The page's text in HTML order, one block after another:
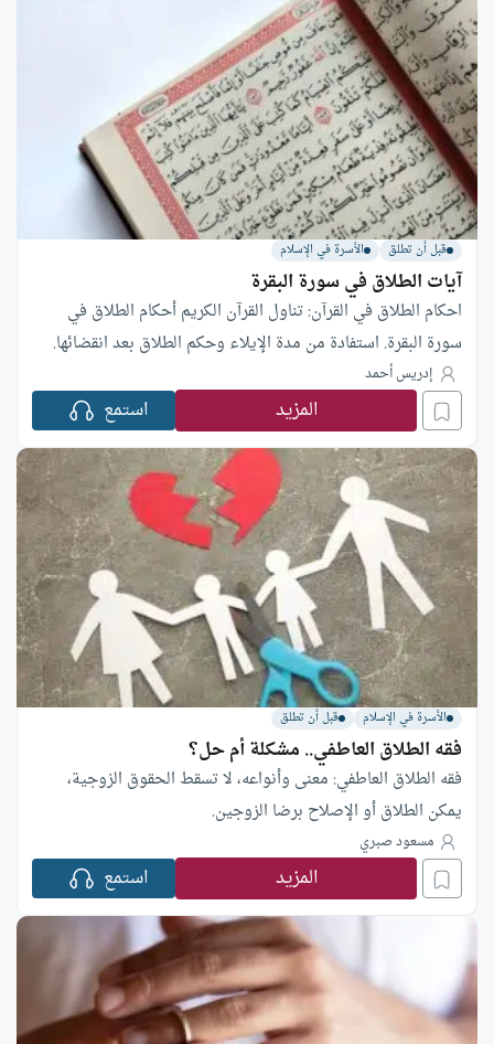
قبل أن تطلق الأسرة في الإسلام
آيات الطلاق في سورة البقرة
احكام الطلاق في القرآن: تناول القرآن الكريم أحكام الطلاق في
سورة البقرة. استفادة من مدة الإيلاء وحكم الطلاق بعد انقضائها.
إدريس أحمد
المزيد استمع
الأسرة في الإسلام قبل أن تطلق
فقه الطلاق العاطفي.. مشكلة أم حل؟
فقه الطلاق العاطفي: معنى وأنواعه، لا تسقط الحقوق الزوجية،
يمكن الطلاق أو الإصلاح برضا الزوجين.
مسعود صبري
المزيد استمع